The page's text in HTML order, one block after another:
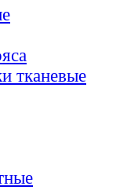
тканевые